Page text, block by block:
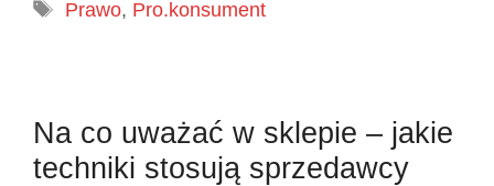
Tagi
Prawo, Pro.konsument
Na co uważać w sklepie – jakie
techniki stosują sprzedawcy